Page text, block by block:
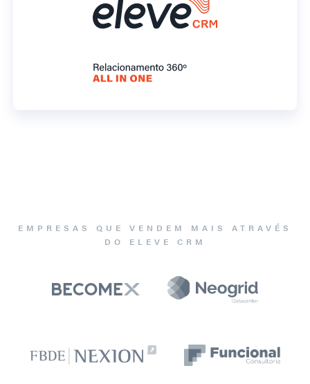
EMPRESAS QUE VENDEM MAIS ATRAVÉS
DO ELEVE CRM